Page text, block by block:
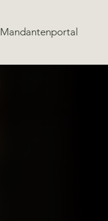
Mandantenportal